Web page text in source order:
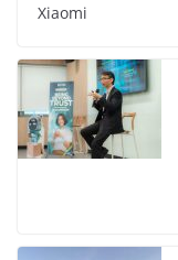
Xiaomi